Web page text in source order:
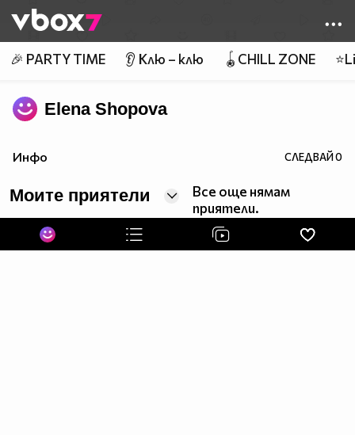
👾
🎉 PARTY TIME 👂 Клю – клю 🪀CHILL ZONE
Elena Shopova
Инфо СЛЕДВАЙ0
Моите приятели
Все още нямам
приятели.